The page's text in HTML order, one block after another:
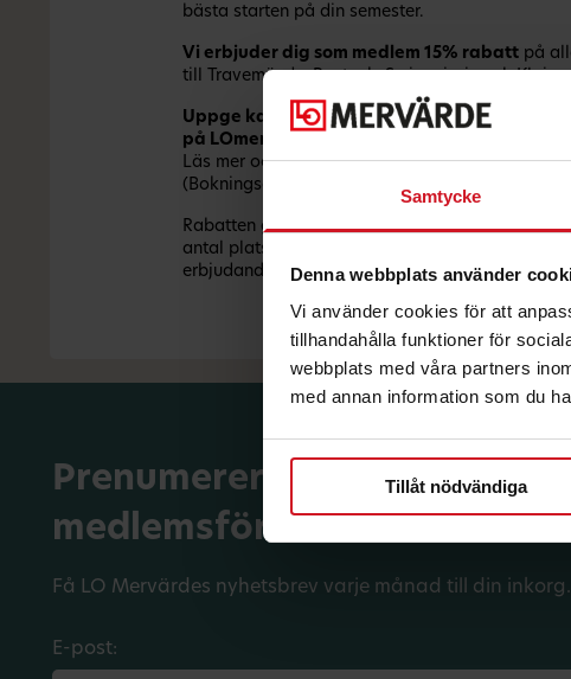
Samtycke
Denna webbplats använder
Vi använder cookies för att
tillhandahålla funktioner för
webbplats med våra partners
med annan information som du
Tillåt nödvändiga
bästa starten på din semester.
Vi erbjuder dig som medlem 15% rabattpå
till Travemünde, Rostock, Swinoujscie och
Uppge kampanjkoden som blir synlig när du
på LOmervärde.se, för att få rabatten.
Läs mer och boka påwww.ttline.seeller ring
(Bokningsavgift tillkommer vid personlig service)
Rabatten gäller på SMART-biljetter samt hytter.
antal platser och kan inte kombineras med andra
erbjudanden.
Prenumerera på dina
medlemsförmåner.
Få LO Mervärdes nyhetsbrev varje månad till din inkorg.
E-post: